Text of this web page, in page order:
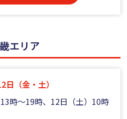
エリア
日（金・土）
時～19時、12日（土）10時